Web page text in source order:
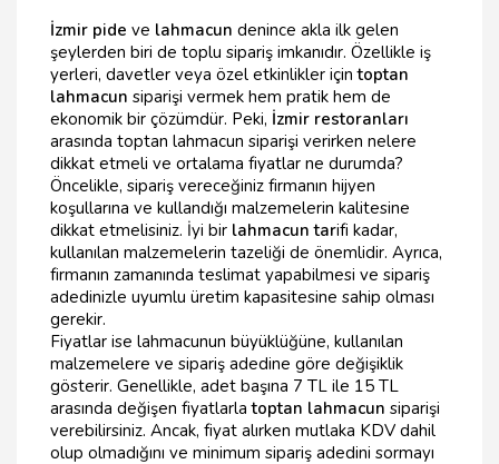
İzmir pide ve lahmacun denince akla ilk gelen
şeylerden biri de toplu sipariş imkanıdır. Özellikle iş
yerleri, davetler veya özel etkinlikler içintoptan
lahmacun siparişi vermek hem pratik hem de
ekonomik bir çözümdür. Peki, İzmir restoranları
arasında toptan lahmacun siparişi verirken nelere
dikkat etmeli ve ortalama fiyatlar ne durumda?
Öncelikle, sipariş vereceğiniz firmanın hijyen
koşullarına ve kullandığı malzemelerin kalitesine
dikkat etmelisiniz. İyi bir lahmacun tarifi kadar,
kullanılan malzemelerin tazeliği de önemlidir. Ayrıca,
firmanın zamanında teslimat yapabilmesi ve sipariş
adedinizle uyumlu üretim kapasitesine sahip olması
gerekir.
Fiyatlar ise lahmacunun büyüklüğüne, kullanılan
malzemelere ve sipariş adedine göre değişiklik
gösterir. Genellikle, adet başına 7 TL ile 15 TL
arasında değişen fiyatlarlatoptan lahmacun siparişi
verebilirsiniz. Ancak, fiyat alırken mutlaka KDV dahil
olup olmadığını ve minimum sipariş adedini sormayı